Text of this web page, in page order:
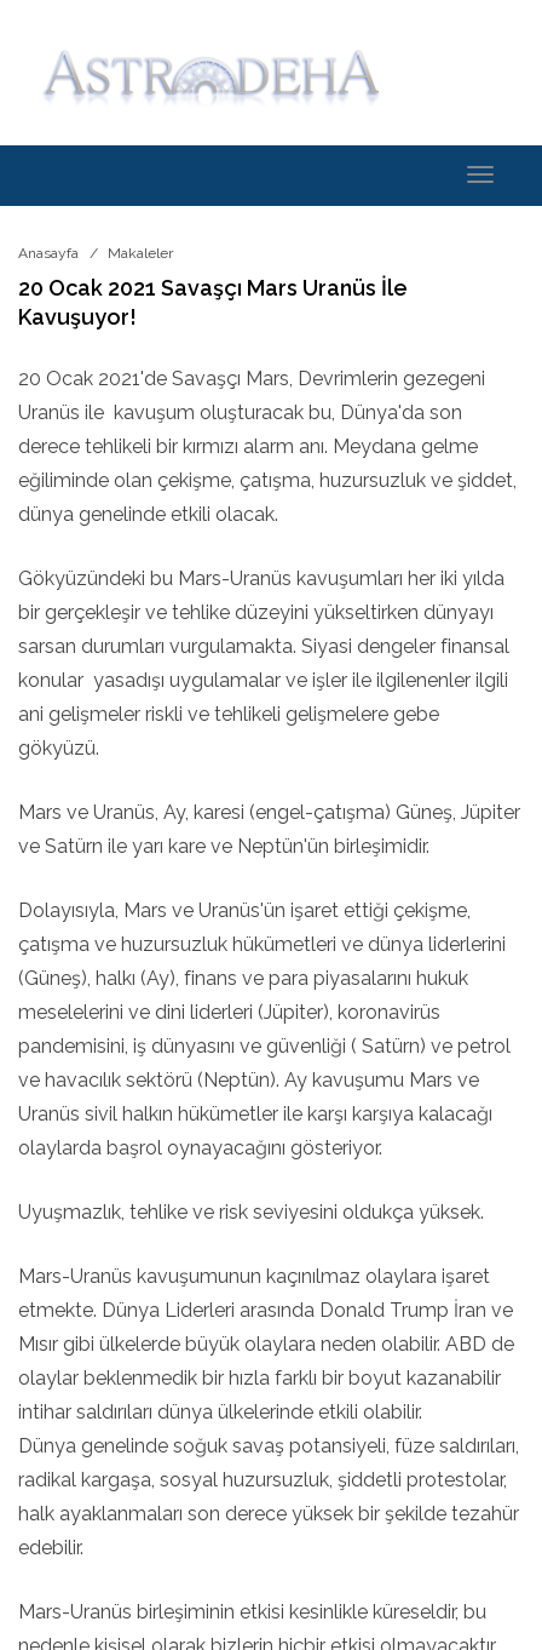
Toggle
Anasayfa Makaleler
20 Ocak 2021 Savaşçı Mars Uranüs İle
Kavuşuyor!
20 Ocak 2021'de Savaşçı Mars, Devrimlerin gezegeni
Uranüs ile kavuşum oluşturacak bu, Dünya'da son
derece tehlikeli bir kırmızı alarm anı. Meydana gelme
eğiliminde olan çekişme, çatışma, huzursuzluk ve şiddet,
dünya genelinde etkili olacak.
Gökyüzündeki bu Mars-Uranüs kavuşumları her iki yılda
bir gerçekleşir ve tehlike düzeyini yükseltirken dünyayı
sarsan durumları vurgulamakta. Siyasi dengeler finansal
konular yasadışı uygulamalar ve işler ile ilgilenenler ilgili
ani gelişmeler riskli ve tehlikeli gelişmelere gebe
gökyüzü.
Mars ve Uranüs, Ay, karesi (engel-çatışma) Güneş, Jüpiter
ve Satürn ile yarı kare ve Neptün'ün birleşimidir.
Dolayısıyla, Mars ve Uranüs'ün işaret ettiği çekişme,
çatışma ve huzursuzluk hükümetleri ve dünya liderlerini
(Güneş), halkı (Ay), finans ve para piyasalarını hukuk
meselelerini ve dini liderleri (Jüpiter), koronavirüs
pandemisini, iş dünyasını ve güvenliği ( Satürn) ve petrol
ve havacılık sektörü (Neptün). Ay kavuşumu Mars ve
Uranüs sivil halkın hükümetler ile karşı karşıya kalacağı
olaylarda başrol oynayacağını gösteriyor.
Uyuşmazlık, tehlike ve risk seviyesini oldukça yüksek.
Mars-Uranüs kavuşumunun kaçınılmaz olaylara işaret
etmekte. Dünya Liderleri arasında Donald Trump İran ve
Mısır gibi ülkelerde büyük olaylara neden olabilir. ABD de
olaylar beklenmedik bir hızla farklı bir boyut kazanabilir
intihar saldırıları dünya ülkelerinde etkili olabilir.
Dünya genelinde soğuk savaş potansiyeli, füze saldırıları,
radikal kargaşa, sosyal huzursuzluk, şiddetli protestolar,
halk ayaklanmaları son derece yüksek bir şekilde tezahür
edebilir.
Mars-Uranüs birleşiminin etkisi kesinlikle küreseldir, bu